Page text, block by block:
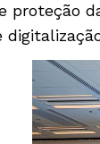
proteção